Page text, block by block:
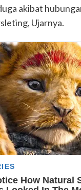
akibat
Ujarnya.